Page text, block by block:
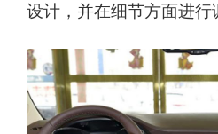
设计，并在细节方面进行